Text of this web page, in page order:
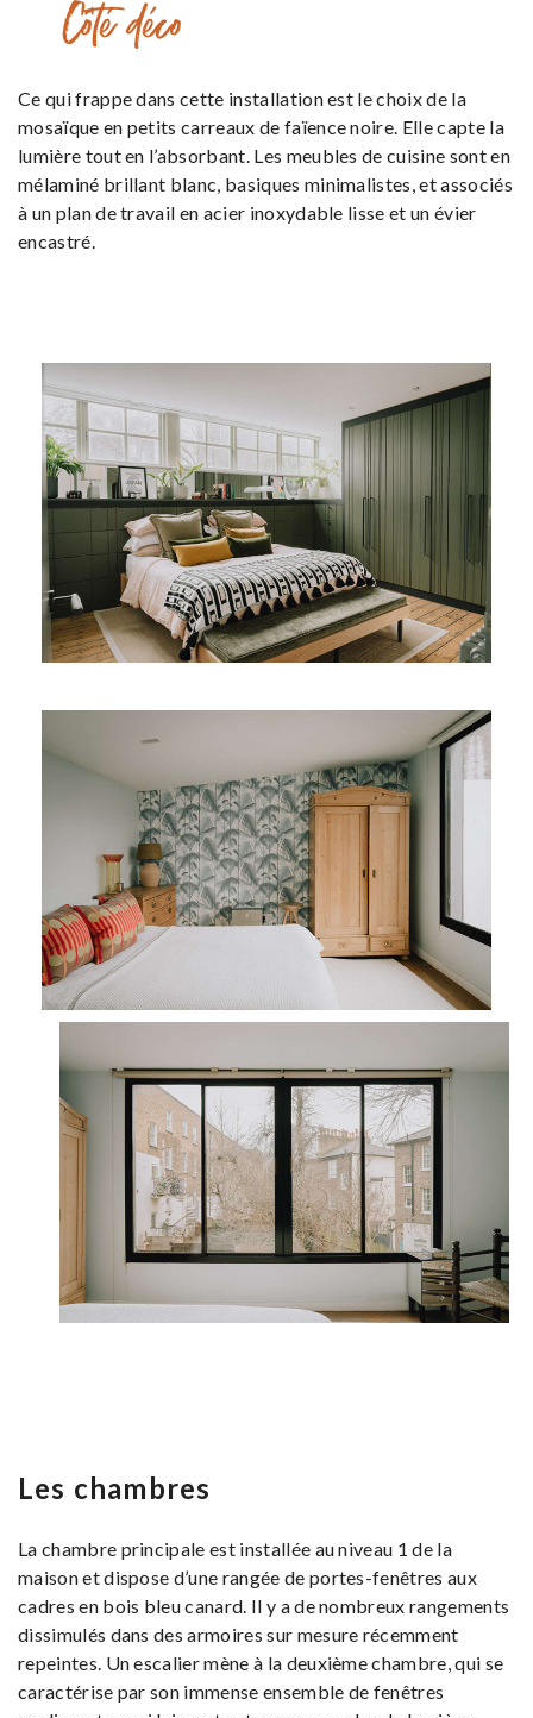
Côté déco
Ce qui frappe dans cette installation est le choix de la
mosaïque en petits carreaux de faïence noire. Elle capte la
lumière tout en l’absorbant. Les meubles de cuisine sont en
mélaminé brillant blanc, basiques minimalistes, et associés
à un plan de travail en acier inoxydable lisse et un évier
encastré.
Les chambres
La chambre principale est installée au niveau 1 de la
maison et dispose d’une rangée de portes-fenêtres aux
cadres en bois bleu canard. Il y a de nombreux rangements
dissimulés dans des armoires sur mesure récemment
repeintes. Un escalier mène à la deuxième chambre, qui se
caractérise par son immense ensemble de fenêtres